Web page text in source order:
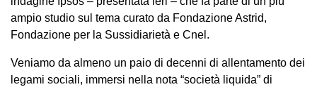
ampio studio sul tema curato da Fondazione Astrid,
Fondazione per la Sussidiarietà e Cnel.
Veniamo da almeno un paio di decenni di allentamento dei
legami sociali, immersi nella nota “società liquida” di